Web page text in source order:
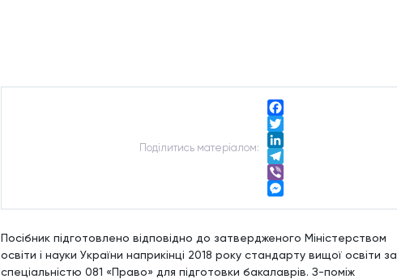
Подiлитись матерiалом:
Facebook
Twitter
LinkedIn
Telegram
Viber
Посібник підготовлено відповідно до затвердженого Міністерством
освіти і науки України наприкінці 2018 року стандарту вищої освіти за
спеціальністю 081 «Право» для підготовки бакалаврів. З-поміж